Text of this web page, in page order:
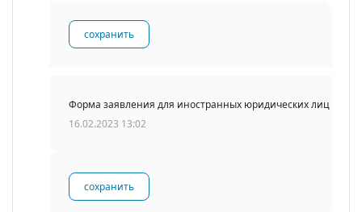
сохранить
Форма заявления для иностранных юридических лиц
16.02.2023 13:02
сохранить